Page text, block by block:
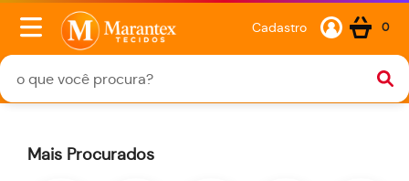
Cadastro 0
Mais Procurados